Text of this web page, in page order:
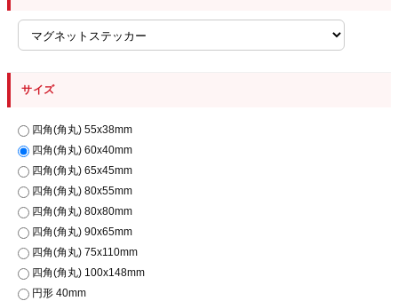
サイズ
四角(角丸) 55x38mm
四角(角丸) 60x40mm
四角(角丸) 65x45mm
四角(角丸) 80x55mm
四角(角丸) 80x80mm
四角(角丸) 90x65mm
四角(角丸) 75x110mm
四角(角丸) 100x148mm
円形 40mm